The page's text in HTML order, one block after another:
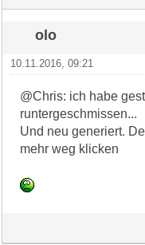
olo
10.11.2016, 09:21
@Chris: ich habe
runtergeschmissen...
Und neu generiert.
mehr weg klicken